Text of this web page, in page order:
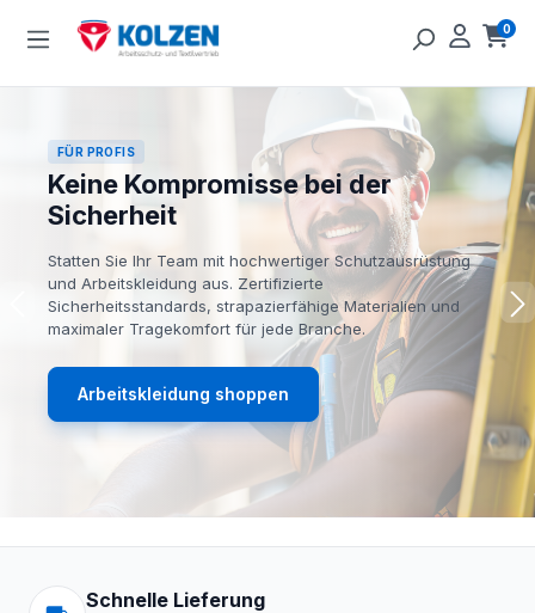
Zum Hauptinhalt springen 0
FÜR PROFIS
Keine Kompromisse bei der
Sicherheit
Statten Sie Ihr Team mit hochwertiger Schutzausrüstung
und Arbeitskleidung aus. Zertifizierte
Sicherheitsstandards, strapazierfähige Materialien und
maximaler Tragekomfort für jede Branche.
Arbeitskleidung shoppen
Arbeitskleidung |
Schnelle Lieferung